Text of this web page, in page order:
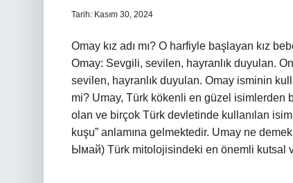
Tarih: Kasım 30, 2024
Omay kız adı mı? O harfiyle başlayan kız
Omay: Sevgili, sevilen, hayranlık duyulan.
sevilen, hayranlık duyulan. Omay isminin
mi? Umay, Türk kökenli en güzel isimlerden
olan ve birçok Türk devletinde kullanılan
kuşu” anlamına gelmektedir. Umay ne
Ымай) Türk mitolojisindeki en önemli kutsal